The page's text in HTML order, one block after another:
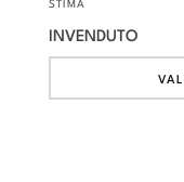
INVENDUTO